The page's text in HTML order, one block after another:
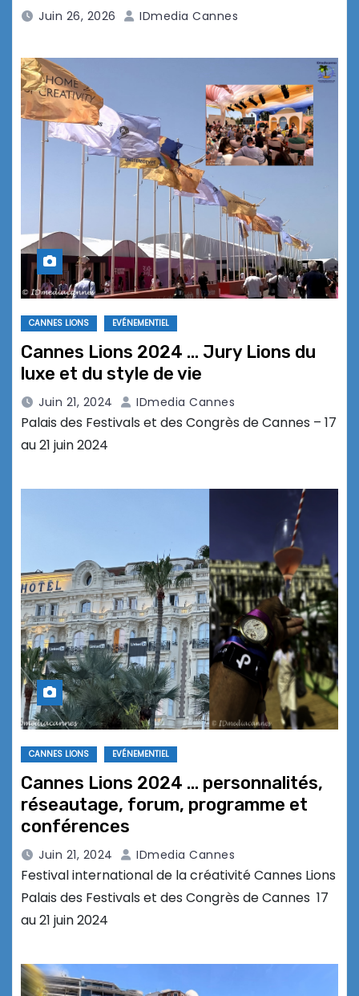
Juin 26, 2026 IDmedia Cannes
CANNES LIONS EVÉNEMENTIEL
Cannes Lions 2024 … Jury Lions du
luxe et du style de vie
Juin 21, 2024 IDmedia Cannes
Palais des Festivals et des Congrès de Cannes – 17
au 21 juin 2024
CANNES LIONS EVÉNEMENTIEL
Cannes Lions 2024 … personnalités,
réseautage, forum, programme et
conférences
Juin 21, 2024 IDmedia Cannes
Festival international de la créativité Cannes Lions
Palais des Festivals et des Congrès de Cannes 17
au 21 juin 2024